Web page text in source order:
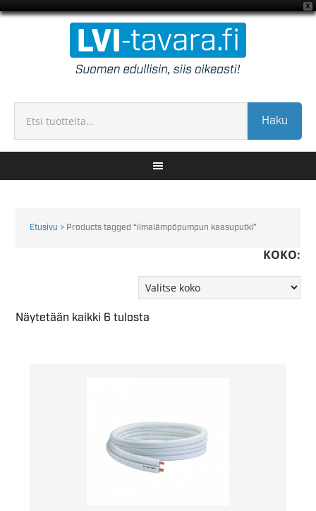
X
Haku
Etusivu > Products tagged “ilmalämpöpumpun kaasuputki”
KOKO:
Näytetään kaikki 6 tulosta